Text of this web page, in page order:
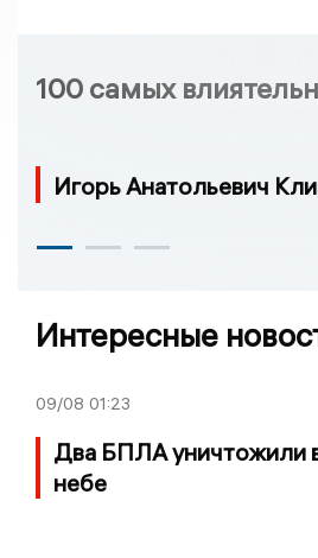
100 самых
Игорь Анатольевич
Интересные
09/08 01:23
Два БПЛА уничтожили
небе